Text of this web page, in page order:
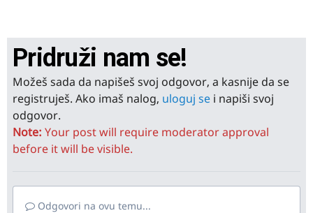
Pridruži nam se!
Možeš sada da napišeš svoj odgovor, a kasnije da se
registruješ. Ako imaš nalog, uloguj se i napiši svoj
odgovor.
Note: Your post will require moderator approval
before it will be visible.
Odgovori na ovu temu...